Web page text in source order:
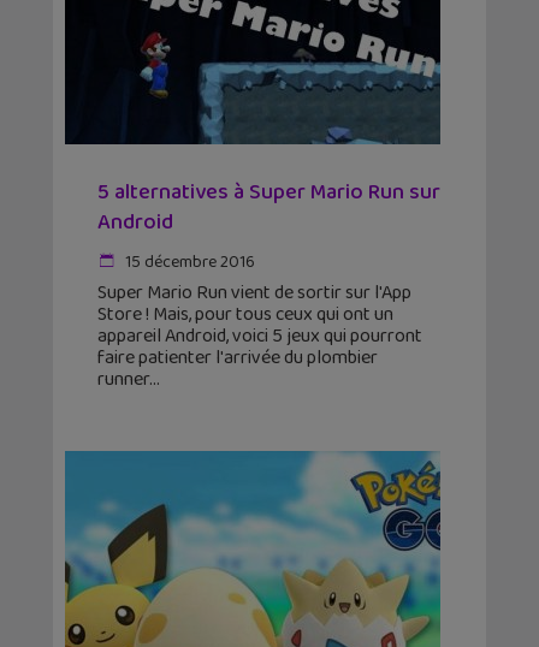
5 alternatives à Super Mario Run sur
Android
15 décembre 2016
Super Mario Run vient de sortir sur l'App
Store ! Mais, pour tous ceux qui ont un
appareil Android, voici 5 jeux qui pourront
faire patienter l'arrivée du plombier
runner